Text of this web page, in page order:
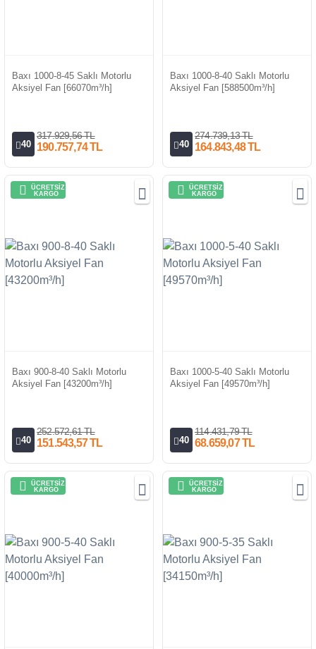
Baxı 1000-8-45 Saklı Motorlu
Aksiyel Fan [66070m³/h]
40
317.929,56 TL
190.757,74 TL
Baxı 1000-8-40 Saklı Motorlu
Aksiyel Fan [588500m³/h]
40
274.739,13 TL
164.843,48 TL
ÜCRETSİZ
KARGO
Baxı 900-8-40 Saklı Motorlu
Aksiyel Fan [43200m³/h]
40
252.572,61 TL
151.543,57 TL
ÜCRETSİZ
KARGO
Baxı 1000-5-40 Saklı Motorlu
Aksiyel Fan [49570m³/h]
40
114.431,79 TL
68.659,07 TL
ÜCRETSİZ
KARGO
ÜCRETSİZ
KARGO